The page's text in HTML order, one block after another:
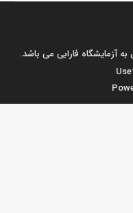
آزمایشگاه فارابی می باشد.